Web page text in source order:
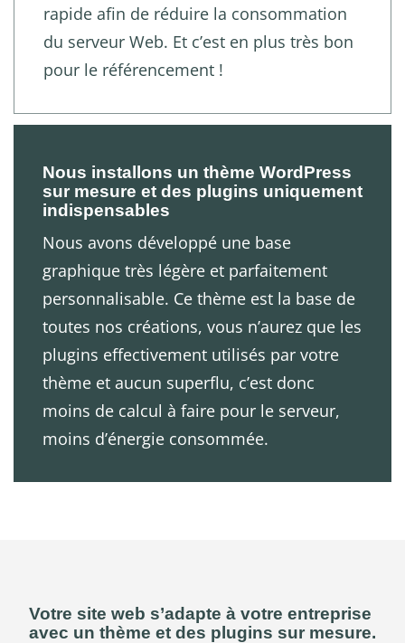
rapide afin de réduire la consommation
du serveur Web. Et c’est en plus très bon
pour le référencement !
Nous installons un thème WordPress
sur mesure et des plugins uniquement
indispensables
Nous avons développé une base
graphique très légère et parfaitement
personnalisable. Ce thème est la base de
toutes nos créations, vous n’aurez que les
plugins effectivement utilisés par votre
thème et aucun superflu, c’est donc
moins de calcul à faire pour le serveur,
moins d’énergie consommée.
Votre site web s’adapte à votre entreprise
avec un thème et des plugins sur mesure.